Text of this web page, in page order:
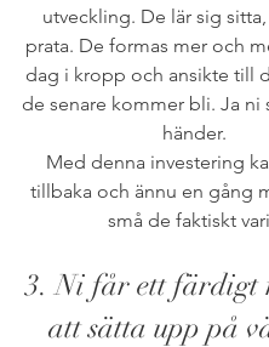
utveckling. De lär sig sitta,
prata. De formas mer och
dag i kropp och ansikte till
de senare kommer bli. Ja ni
händer.
Med denna investering
tillbaka och ännu en gång
små de faktiskt
3. Ni får ett färdigt
att sätta upp på